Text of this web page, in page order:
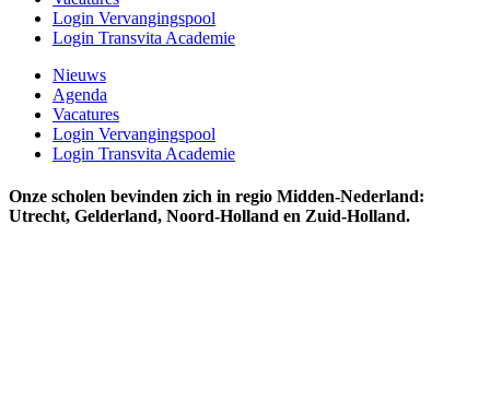
Login Vervangingspool
Login Transvita Academie
Nieuws
Agenda
Vacatures
Login Vervangingspool
Login Transvita Academie
Onze scholen bevinden zich in regio Midden-Nederland:
Utrecht, Gelderland, Noord-Holland en Zuid-Holland.